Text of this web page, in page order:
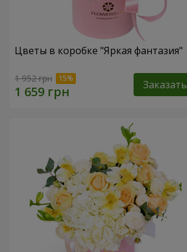
Цветы в коробке "Яркая фантазия"
1 952 грн Заказать